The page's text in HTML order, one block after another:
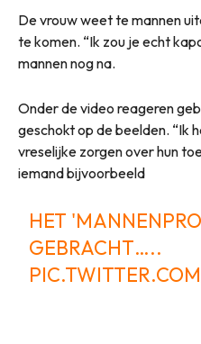
De vrouw weet te mannen
te komen. “Ik zou je echt
mannen nog na.
Onder de video reageren
geschokt op de beelden. “Ik
vreselijke zorgen over hun
iemand bijvoorbeeld
HET
GEBRACHT…..